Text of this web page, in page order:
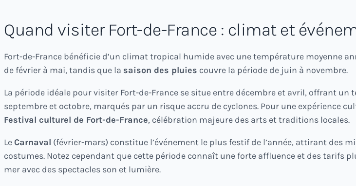
Quand visiter Fort-de-France : climat et
Fort-de-France bénéficie d’un climat tropical humide avec une température moyenne
de février à mai, tandis que la saison des pluies couvre la période de juin à novembre.
La période idéale pour visiter Fort-de-France se situe entre décembre et avril, offrant un
septembre et octobre, marqués par un risque accru de cyclones. Pour une expérience
Festival culturel de Fort-de-France, célébration majeure des arts et traditions locales.
Le Carnaval (février-mars) constitue l’événement le plus festif de l’année, attirant des
costumes. Notez cependant que cette période connaît une forte affluence et des tarifs
mer avec des spectacles son et lumière.